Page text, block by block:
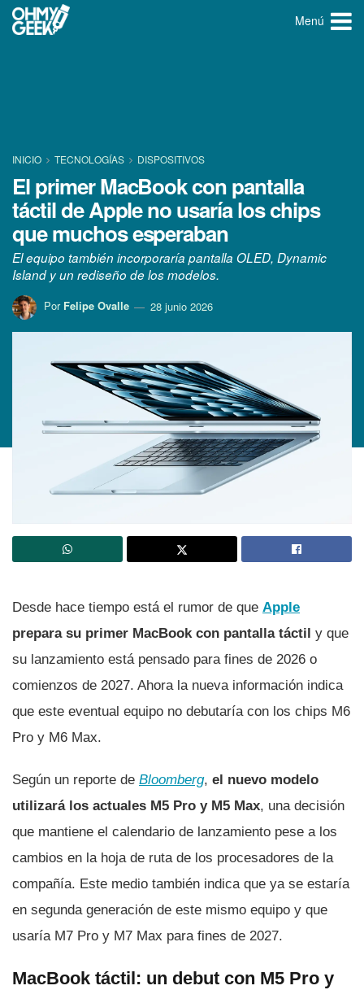
Menú
INICIO TECNOLOGÍ­AS DISPOSITIVOS
El primer MacBook con pantalla
táctil de Apple no usaría los chips
que muchos esperaban
El equipo también incorporaría pantalla OLED, Dynamic
Island y un rediseño de los modelos.
Por Felipe Ovalle 28 junio 2026
Desde hace tiempo está el rumor de que Apple
prepara su primer MacBook con pantalla táctil y que
su lanzamiento está pensado para fines de 2026 o
comienzos de 2027. Ahora la nueva información indica
que este eventual equipo no debutaría con los chips M6
Pro y M6 Max.
Según un reporte de Bloomberg, el nuevo modelo
utilizará los actuales M5 Pro y M5 Max, una decisión
que mantiene el calendario de lanzamiento pese a los
cambios en la hoja de ruta de los procesadores de la
compañía. Este medio también indica que ya se estaría
en segunda generación de este mismo equipo y que
usaría M7 Pro y M7 Max para fines de 2027.
MacBook táctil: un debut con M5 Pro y